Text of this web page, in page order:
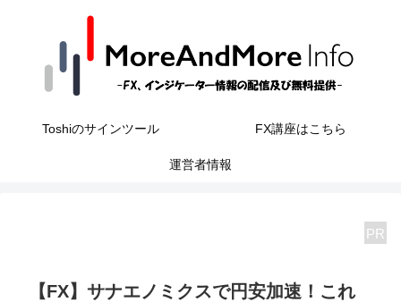
Toshiのサインツール FX講座はこちら
運営者情報
PR
【FX】サナエノミクスで円安加速！これ